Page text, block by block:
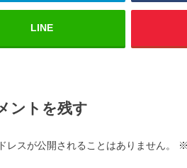
LINE
ントを残す
レスが公開されることはありません。